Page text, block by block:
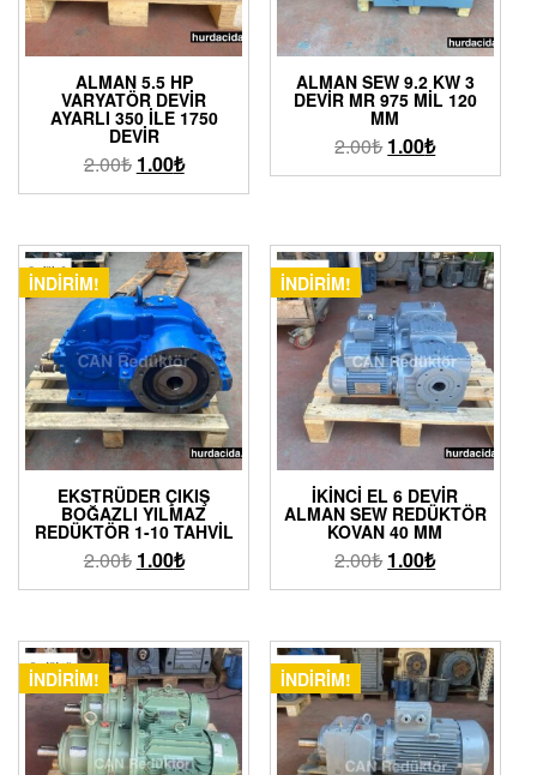
ALMAN 5.5 HP
VARYATÖR DEVIR
AYARLI 350 ILE 1750
DEVIR
2.00₺ 1.00₺
ALMAN SEW 9.2 KW 3
DEVIR MR 975 MIL 120
MM
2.00₺ 1.00₺
İNDIRIM!
EKSTRÜDER ÇIKIŞ
BOĞAZLI YILMAZ
REDÜKTÖR 1-10 TAHVIL
2.00₺ 1.00₺
İNDIRIM!
İKINCI EL 6 DEVIR
ALMAN SEW REDÜKTÖR
KOVAN 40 MM
2.00₺ 1.00₺
İNDIRIM! İNDIRIM!